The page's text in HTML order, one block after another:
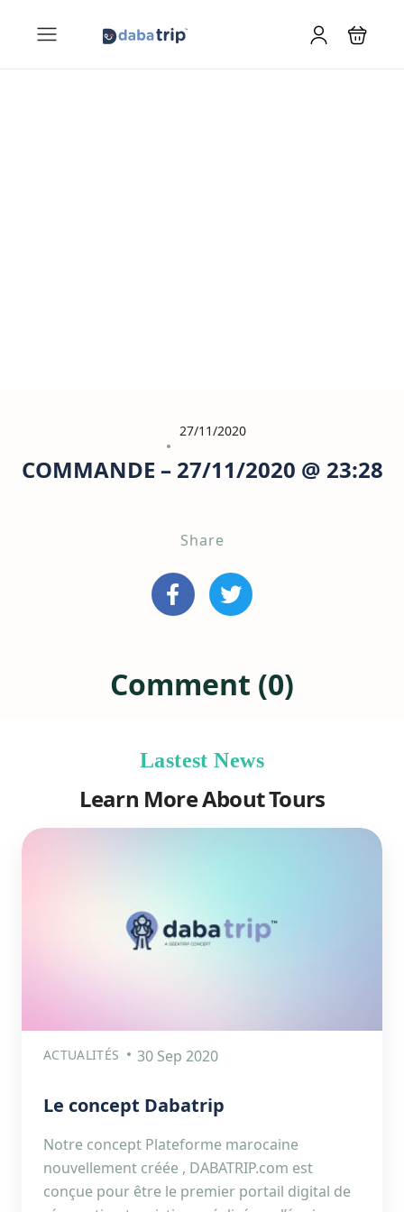
27/11/2020
COMMANDE – 27/11/2020 @ 23:28
Share
Comment (0)
Lastest News
Learn More About Tours
ACTUALITÉS 30 Sep 2020
Le concept Dabatrip
Notre concept Plateforme marocaine
nouvellement créée , DABATRIP.com est
conçue pour être le premier portail digital de